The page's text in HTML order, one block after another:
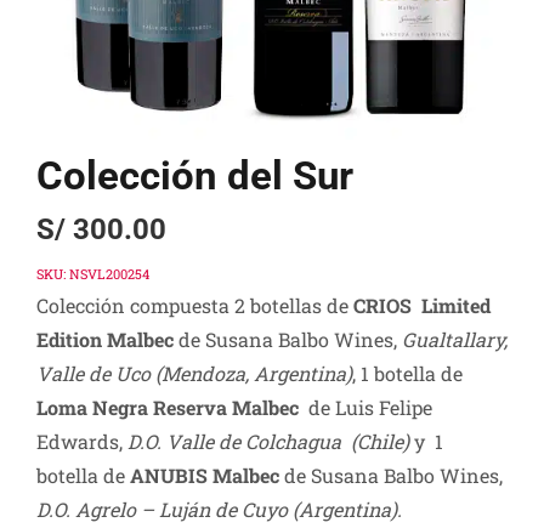
Colección del Sur
S/300.00
SKU: NSVL200254
Colección compuesta 2 botellas deCRIOS Limited
Edition Malbecde Susana Balbo Wines, Gualtallary,
Valle de Uco (Mendoza, Argentina), 1 botella de
Loma Negra Reserva Malbec de Luis Felipe
Edwards, D.O. Valle de Colchagua (Chile)y 1
botella deANUBIS Malbecde Susana Balbo Wines,
D.O. Agrelo – Luján de Cuyo (Argentina).